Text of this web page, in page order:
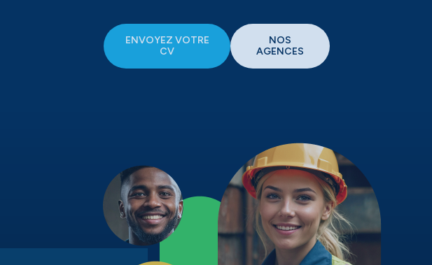
ENVOYEZ VOTRE
CV
NOS
AGENCES